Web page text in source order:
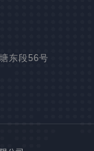
东段56号